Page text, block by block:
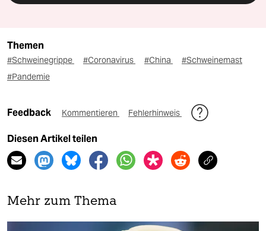
Themen
#Schweinegrippe #Coronavirus #China
#Schweinemast
#Pandemie
Feedback Kommentieren Fehlerhinweis
Diesen Artikel teilen
Mehr zum Thema